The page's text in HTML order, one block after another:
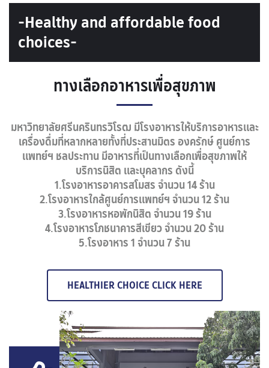
-Healthy and affordable food
choices-
ทางเลือกอาหารเพื่อสุขภาพ
มหาวิทยาลัยศรีนครินทรวิโรฒ มีโรงอาหารให้บริการอาหารและ
เครื่องดื่มที่หลากหลายทั้งที่ประสานมิตร องครักษ์ ศูนย์การ
แพทย์ฯ ชลประทาน มีอาหารที่เป็นทางเลือกเพื่อสุขภาพให้
บริการนิสิต และบุคลากร ดังนี้
1.โรงอาหารอาคารสโมสร จำนวน 14 ร้าน
2.โรงอาหารใกล้ศูนย์การแพทย์ฯ จำนวน 12 ร้าน
3.โรงอาหารหอพักนิสิต จำนวน 19 ร้าน
4.โรงอาหารโภชนาคารสีเขียว จำนวน 20 ร้าน
5.โรงอาหาร 1 จำนวน 7 ร้าน
HEALTHIER CHOICE CLICK HERE